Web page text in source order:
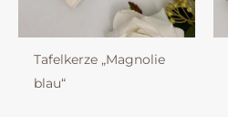
Tafelkerze „Magnolie
blau“